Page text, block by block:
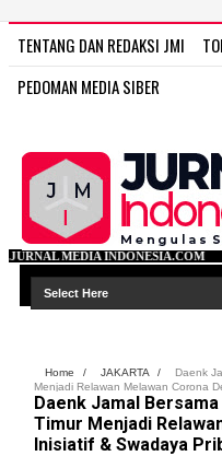
TENTANG DAN REDAKSI JMI
PEDOMAN MEDIA SIBER
Home / JAKARTA /
Daenk
Menjadi Relawan Melawan Corona
Daenk Jamal
Timur Menjadi
Inisiatif & Swadaya